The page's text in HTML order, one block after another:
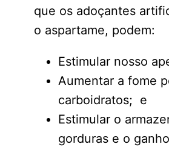
que os adoçantes
o aspartame, podem:
Estimular nosso
Aumentar a fome
carboidratos; e
Estimular o
gorduras e o